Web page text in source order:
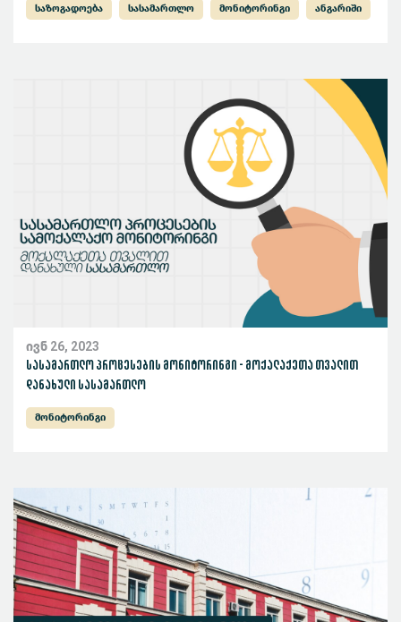
საზოგადოება სასამართლო მონიტორინგი ანგარიში
ივნ 26, 2023
სასამართლო პროცესების მონიტორინგი - მოქალაქეთა თვალით
დანახული სასამართლო
მონიტორინგი